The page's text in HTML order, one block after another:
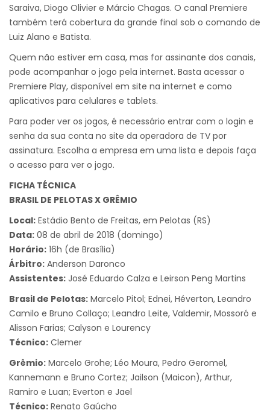
Saraiva, Diogo Olivier e Márcio Chagas. O canal Premiere
também terá cobertura da grande final sob o comando de
Luiz Alano e Batista.
Quem não estiver em casa, mas for assinante dos canais,
pode acompanhar o jogo pela internet. Basta acessar o
Premiere Play, disponível em site na internet e como
aplicativos para celulares e tablets.
Para poder ver os jogos, é necessário entrar com o login e
senha da sua conta no site da operadora de TV por
assinatura. Escolha a empresa em uma lista e depois faça
o acesso para ver o jogo.
FICHA TÉCNICA
BRASIL DE PELOTAS X GRÊMIO
Local: Estádio Bento de Freitas, em Pelotas (RS)
Data: 08 de abril de 2018 (domingo)
Horário: 16h (de Brasília)
Árbitro: Anderson Daronco
Assistentes: José Eduardo Calza e Leirson Peng Martins
Brasil de Pelotas: Marcelo Pitol; Ednei, Héverton, Leandro
Camilo e Bruno Collaço; Leandro Leite, Valdemir, Mossoró e
Alisson Farias; Calyson e Lourency
Técnico: Clemer
Grêmio: Marcelo Grohe; Léo Moura, Pedro Geromel,
Kannemann e Bruno Cortez; Jailson (Maicon), Arthur,
Ramiro e Luan; Everton e Jael
Técnico: Renato Gaúcho